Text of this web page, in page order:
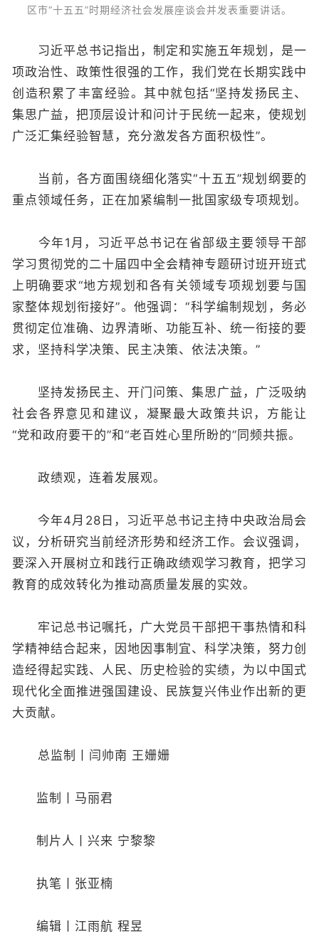
区市“十五五”时期经济社会发展座谈会并发表重要讲话。
习近平总书记指出，制定和实施五年规划，是一
项政治性、政策性很强的工作，我们党在长期实践中
创造积累了丰富经验。其中就包括“坚持发扬民主、
集思广益，把顶层设计和问计于民统一起来，使规划
广泛汇集经验智慧，充分激发各方面积极性”。
当前，各方面围绕细化落实“十五五”规划纲要的
重点领域任务，正在加紧编制一批国家级专项规划。
今年1月，习近平总书记在省部级主要领导干部
学习贯彻党的二十届四中全会精神专题研讨班开班式
上明确要求“地方规划和各有关领域专项规划要与国
家整体规划衔接好”。他强调：“科学编制规划，务必
贯彻定位准确、边界清晰、功能互补、统一衔接的要
求，坚持科学决策、民主决策、依法决策。”
坚持发扬民主、开门问策、集思广益，广泛吸纳
社会各界意见和建议，凝聚最大政策共识，方能让
“党和政府要干的”和“老百姓心里所盼的”同频共振。
政绩观，连着发展观。
今年4月28日，习近平总书记主持中央政治局会
议，分析研究当前经济形势和经济工作。会议强调，
要深入开展树立和践行正确政绩观学习教育，把学习
教育的成效转化为推动高质量发展的实效。
牢记总书记嘱托，广大党员干部把干事热情和科
学精神结合起来，因地因事制宜、科学决策，努力创
造经得起实践、人民、历史检验的实绩，为以中国式
现代化全面推进强国建设、民族复兴伟业作出新的更
大贡献。
总监制丨闫帅南 王姗姗
监制丨马丽君
制片人丨兴来 宁黎黎
执笔丨张亚楠
编辑丨江雨航 程昱